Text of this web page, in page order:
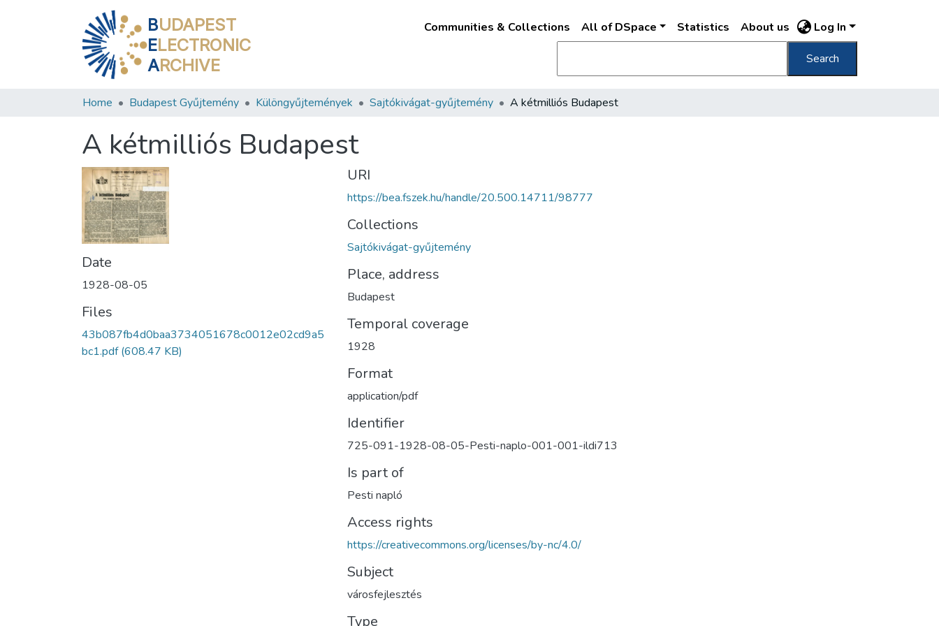
BUDAPEST
ELECTRONIC
ARCHIVE
Communities & Collections All of DSpace Statistics About us Log In
Search
Home Budapest Gyűjtemény Különgyűjtemények Sajtókivágat-gyűjtemény A kétmilliós Budapest
A kétmilliós Budapest
Date
1928-08-05
Files
43b087fb4d0baa3734051678c0012e02cd9a5
bc1.pdf(608.47 KB)
URI
https://bea.fszek.hu/handle/20.500.14711/98777
Collections
Sajtókivágat-gyűjtemény
Place, address
Budapest
Temporal coverage
1928
Format
application/pdf
Identifier
725-091-1928-08-05-Pesti-naplo-001-001-ildi713
Is part of
Pesti napló
Access rights
https://creativecommons.org/licenses/by-nc/4.0/
Subject
városfejlesztés
Type